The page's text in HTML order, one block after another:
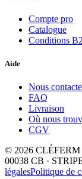
Compte pro
Catalogue
Conditions
Aide
Nous
FAQ
Livraison
Où nous
CGV
© 2026 CLÉFERM
00038 CB ·
légalesPolitique de